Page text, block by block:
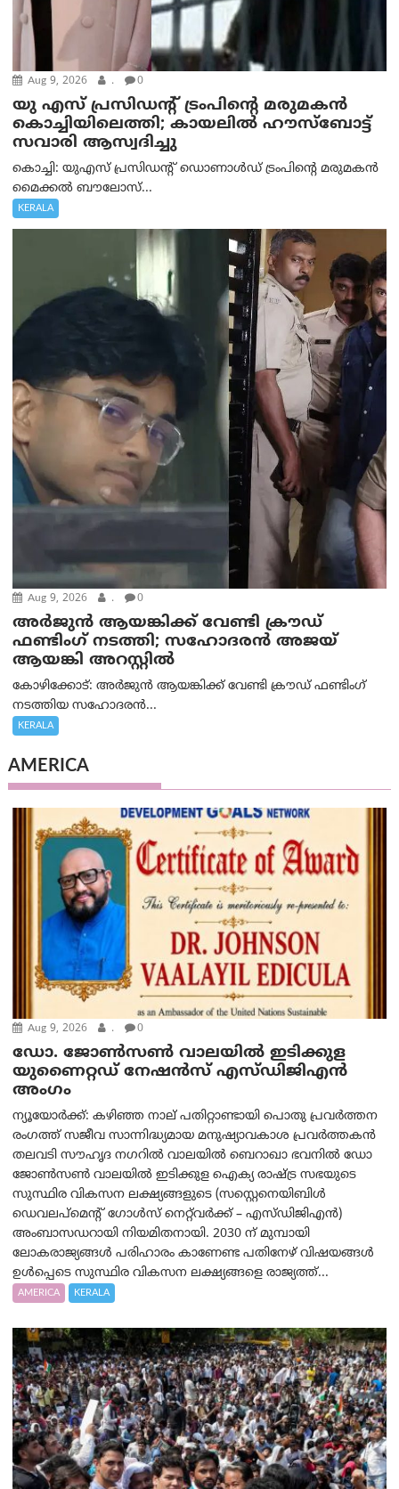
Aug 9, 2026 . 0
യു എസ് പ്രസിഡന്റ് ട്രംപിന്റെ മരുമകൻ
കൊച്ചിയിലെത്തി; കായലിൽ ഹൗസ്ബോട്ട്
സവാരി ആസ്വദിച്ചു
കൊച്ചി: യുഎസ് പ്രസിഡന്റ് ഡൊണാൾഡ് ട്രംപിന്റെ മരുമകൻ
മൈക്കൽ ബൗലോസ്...
KERALA
Aug 9, 2026 . 0
അർജുൻ ആയങ്കിക്ക് വേണ്ടി ക്രൗഡ്
ഫണ്ടിംഗ് നടത്തി; സഹോദരന്‍ അജയ്
ആയങ്കി അറസ്റ്റിൽ
കോഴിക്കോട്: അർജുൻ ആയങ്കിക്ക് വേണ്ടി ക്രൗഡ് ഫണ്ടിംഗ്
നടത്തിയ സഹോദരന്‍...
KERALA
AMERICA
Aug 9, 2026 . 0
ഡോ. ജോൺസൺ വാലയിൽ ഇടിക്കുള
യുണൈറ്റഡ് നേഷൻസ് എസ്ഡിജിഎൻ
അംഗം
ന്യൂയോര്‍ക്ക്: കഴിഞ്ഞ നാല് പതിറ്റാണ്ടായി പൊതു പ്രവർത്തന
രംഗത്ത് സജീവ സാന്നിദ്ധ്യമായ മനുഷ്യാവകാശ പ്രവർത്തകൻ
തലവടി സൗഹൃദ നഗറിൽ വാലയിൽ ബെറാഖാ ഭവനിൽ ഡോ
ജോൺസൺ വാലയിൽ ഇടിക്കുള ഐക്യ രാഷ്ട്ര സഭയുടെ
സുസ്ഥിര വികസന ലക്ഷ്യങ്ങളുടെ (സസ്റ്റെനെയിബിൾ
ഡെവലപ്‌മെന്റ് ഗോൾസ് നെറ്റ്‌വർക്ക് – എസ്ഡിജിഎൻ)
അംബാസഡറായി നിയമിതനായി. 2030 ന് മുമ്പായി
ലോകരാജ്യങ്ങൾ പരിഹാരം കാണേണ്ട പതിനേഴ് വിഷയങ്ങൾ
ഉൾപ്പെടെ സുസ്ഥിര വികസന ലക്ഷ്യങ്ങളെ രാജ്യത്ത്...
AMERICA KERALA